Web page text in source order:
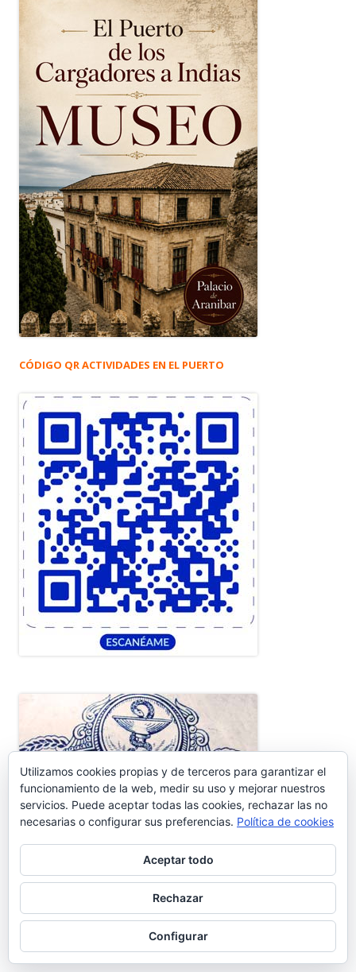
CÓDIGO QR ACTIVIDADES EN EL PUERTO
RESTAURACIÓN BASÍLICA
Utilizamos cookies propias y de terceros para garantizar el
funcionamiento de la web, medir su uso y mejorar nuestros
servicios. Puede aceptar todas las cookies, rechazar las no
necesarias o configurar sus preferencias. Política de cookies
Aceptar todo
Rechazar
Configurar